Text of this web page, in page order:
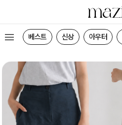
베스트 신상 아우터